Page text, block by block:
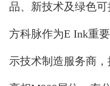
品、新技术及绿色
方科脉作为E Ink重
示技术制造服务商